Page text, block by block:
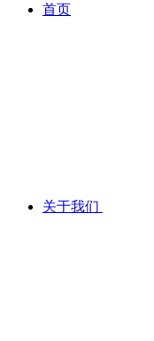
首页
关于我们